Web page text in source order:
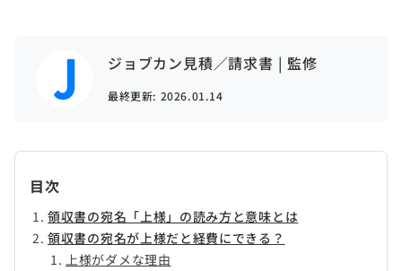
ジョブカン見積／請求書 | 監修
最終更新: 2026.01.14
目次
領収書の宛名「上様」の読み方と意味とは
領収書の宛名が上様だと経費にできる？
上様がダメな理由